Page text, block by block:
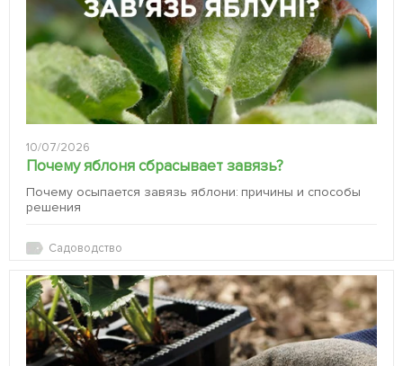
10/07/2026
Почему яблоня сбрасывает завязь?
Почему осыпается завязь яблони: причины и способы
решения
Садоводство